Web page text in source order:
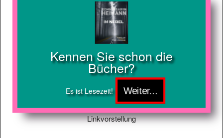
Kennen Sie schon die
Bücher?
Es ist Lesezeit!
Linkvorstellung